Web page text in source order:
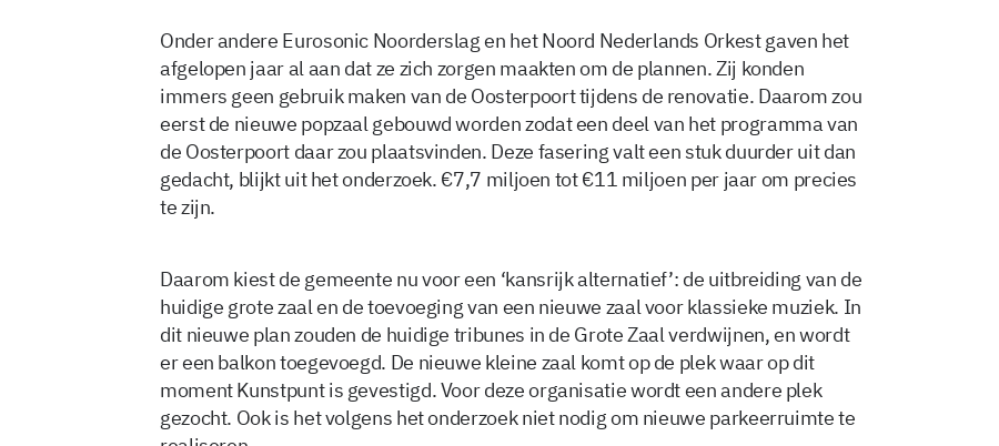
Onder andere Eurosonic Noorderslag en het Noord Nederlands Orkest gaven het
afgelopen jaar al aan dat ze zich zorgen maakten om de plannen. Zij konden
immers geen gebruik maken van de Oosterpoort tijdens de renovatie. Daarom zou
eerst de nieuwe popzaal gebouwd worden zodat een deel van het programma van
de Oosterpoort daar zou plaatsvinden. Deze fasering valt een stuk duurder uit dan
gedacht, blijkt uit het onderzoek. €7,7 miljoen tot €11 miljoen per jaar om precies
te zijn.
Daarom kiest de gemeente nu voor een ‘kansrijk alternatief’: de uitbreiding van de
huidige grote zaal en de toevoeging van een nieuwe zaal voor klassieke muziek. In
dit nieuwe plan zouden de huidige tribunes in de Grote Zaal verdwijnen, en wordt
er een balkon toegevoegd. De nieuwe kleine zaal komt op de plek waar op dit
moment Kunstpunt is gevestigd. Voor deze organisatie wordt een andere plek
gezocht. Ook is het volgens het onderzoek niet nodig om nieuwe parkeerruimte te